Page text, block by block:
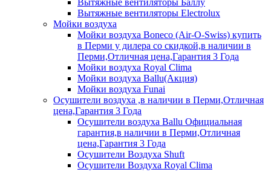
Вытяжные вентиляторы Electrolux
Мойки воздуха
Мойки воздуха Boneco (Air-O-Swiss) купить
в Перми у дилера со скидкой,в наличии в
Перми,Отличная цена,Гарантия 3 Года
Мойки воздуха Royal Clima
Мойки воздуха Ballu(Акция)
Мойки воздуха Funai
Осушители воздуха ,в наличии в Перми,Отличная
цена,Гарантия 3 Года
Осушители воздуха Ballu Официальная
гарантия,в наличии в Перми,Отличная
цена,Гарантия 3 Года
Осушители Воздуха Shuft
Осушители Воздуха Royal Clima